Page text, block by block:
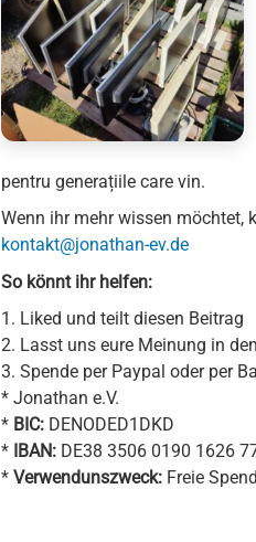
pentru generațiile care vin.
Wenn ihr mehr wissen möchtet,
kontakt@jonathan-ev.de
So könnt ihr helfen:
1. Liked und teilt diesen Beitrag
2. Lasst uns eure Meinung in
3. Spende per Paypal oder per
* Jonathan e.V.
* BIC: DENODED1DKD
* IBAN: DE38 3506 0190 1626
* Verwendunszweck: Freie